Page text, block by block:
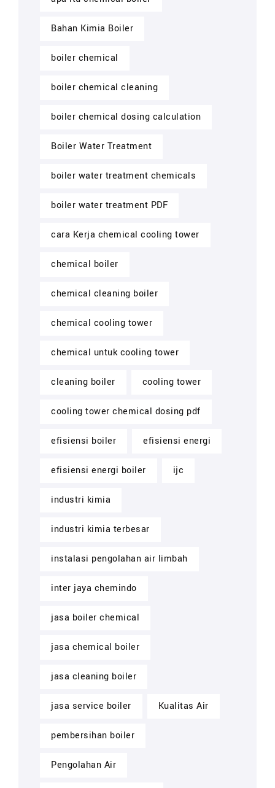
Bahan Kimia Boiler
boiler chemical
boiler chemical cleaning
boiler chemical dosing calculation
Boiler Water Treatment
boiler water treatment chemicals
boiler water treatment PDF
cara Kerja chemical cooling tower
chemical boiler
chemical cleaning boiler
chemical cooling tower
chemical untuk cooling tower
cleaning boiler cooling tower
cooling tower chemical dosing pdf
efisiensi boiler efisiensi energi
efisiensi energi boiler ijc
industri kimia
industri kimia terbesar
instalasi pengolahan air limbah
inter jaya chemindo
jasa boiler chemical
jasa chemical boiler
jasa cleaning boiler
jasa service boiler Kualitas Air
pembersihan boiler
Pengolahan Air